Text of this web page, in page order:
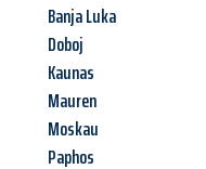
Banja Luka
Doboj
Kaunas
Mauren
Moskau
Paphos